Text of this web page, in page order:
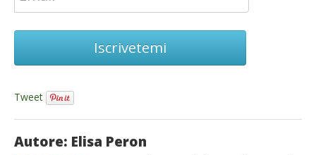
Iscrivetemi
Tweet
Autore: Elisa Peron